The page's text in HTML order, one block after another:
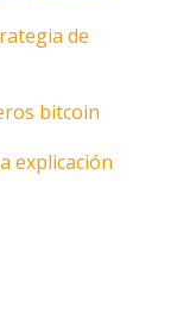
de
bitcoin
explicación